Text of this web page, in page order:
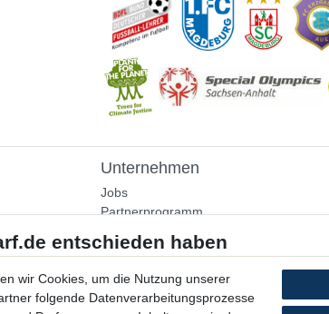
Unternehmen
Jobs
Partnerprogramm
Bestellung widerrufen
Datenschutzerklärung
wir Cookies, um die Nutzung unserer
folgende Datenverarbeitungsprozesse